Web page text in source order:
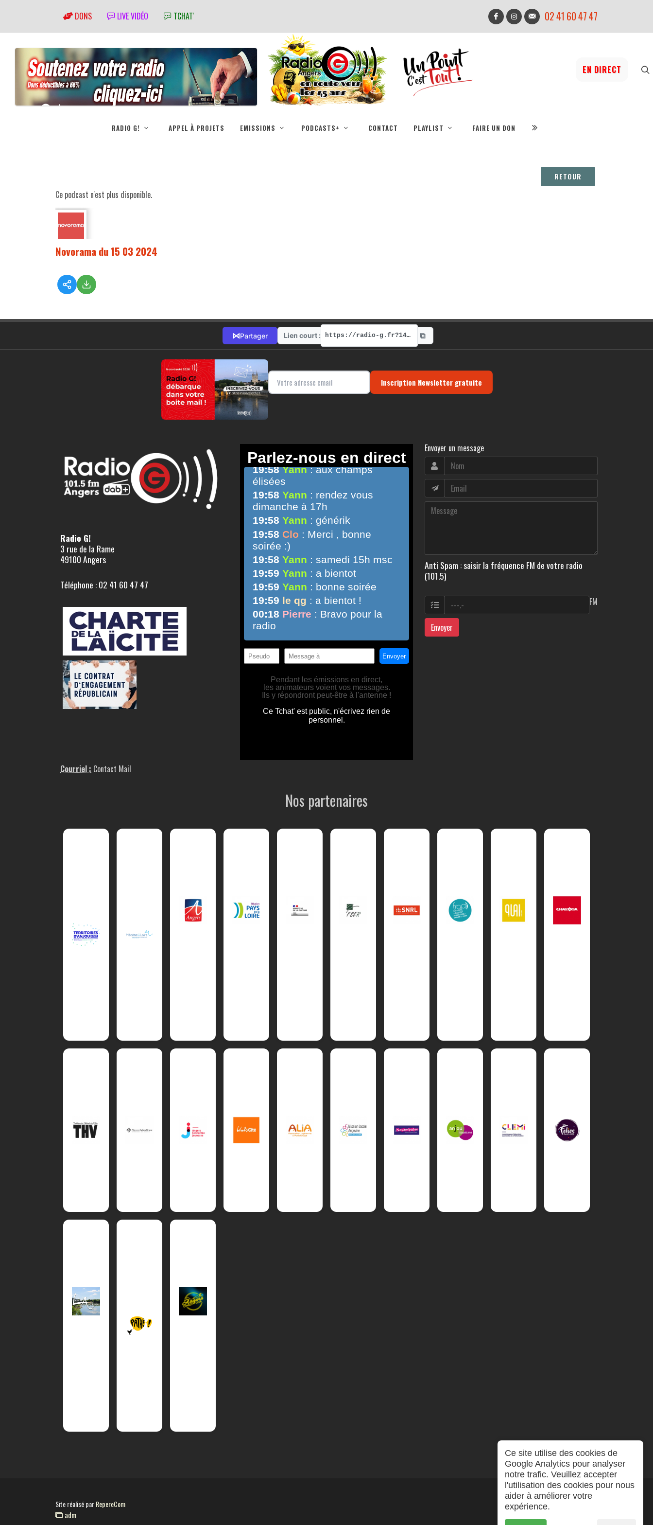
DONS LIVE VIDÉO TCHAT' 02 41 60 47 47
EN DIRECT
RADIO G! APPEL À PROJETS EMISSIONS PODCASTS+ CONTACT PLAYLIST FAIRE UN DON
RETOUR
Ce podcast n'est plus disponible.
Novorama du 15 03 2024
⋈Partager Lien court : https://radio-g.fr?14123 ⧉
Inscription Newsletter gratuite
Radio G!
3 rue de la Rame
49100 Angers
Téléphone : 02 41 60 47 47
Courriel : Contact Mail
Envoyer un message
Anti Spam : saisir la fréquence FM de votre radio
(101.5)
FM
Envoyer
Nos partenaires
Site réalisé parRepereCom
adm
Ce site utilise des cookies de
Google Analytics pour analyser
notre trafic. Veuillez accepter
l'utilisation des cookies pour nous
aider à améliorer votre
expérience.